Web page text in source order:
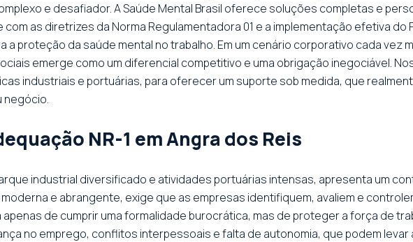
e desafiador. A Saúde Mental Brasil oferece soluções completas e
as diretrizes da Norma Regulamentadora 01 e a implementação efetiva do
a proteção da saúde mental no trabalho. Em um cenário corporativo cada vez
emerge como um diferencial competitivo e uma obrigação inegociável.
industriais e portuárias, para oferecer um suporte sob medida, que
negócio.
NR-1 em Angra dos Reis
industrial diversificado e atividades portuárias intensas, apresenta um
moderna e abrangente, exige que as empresas identifiquem, avaliem e
de cumprir uma formalidade burocrática, mas de proteger a força de
no emprego, conflitos interpessoais e falta de autonomia, que podem